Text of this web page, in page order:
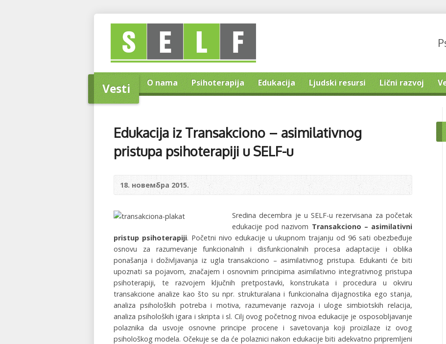
Home O nama Psihoterapija Edukacija Ljudski resursi Lični razvoj
Vesti
Edukacija iz Transakciono – asimilativnog
pristupa psihoterapiji u SELF-u
18. новембра 2015.
Sredina decembra je u SELF-u rezervisana za početak
edukacije pod nazivom Transakciono – asimilativni
pristup psihoterapiji. Početni nivo edukacije u ukupnom trajanju od 96 sati obezbeđuje
osnovu za razumevanje funkcionalnih i disfunkcionalnih procesa adaptacije i oblika
ponašanja i doživljavanja iz ugla transakciono – asimilativnog pristupa. Edukanti će biti
upoznati sa pojavom, značajem i osnovnim principima asimilativno integrativnog pristupa
psihoterapiji, te razvojem ključnih pretpostavki, konstrukata i procedura u okviru
transakcione analize kao što su npr. strukturalana i funkcionalna dijagnostika ego stanja,
analiza psiholoških potreba i motiva, razumevanje razvoja i uloge simbiotskih relacija,
analiza psiholoških igara i skripta i sl. Cilj ovog početnog nivoa edukacije je osposobljavanje
polaznika da usvoje osnovne principe procene i savetovanja koji proizilaze iz ovog
psihološkog modela. Očekuje se da će polaznici nakon edukacije biti adekvatno pripremljeni